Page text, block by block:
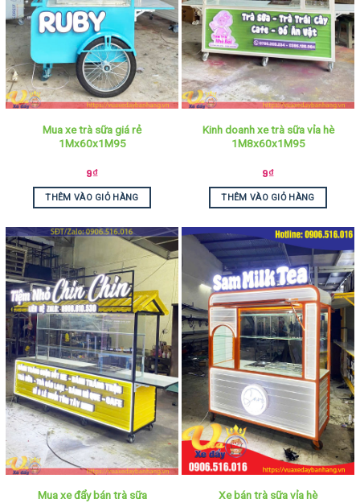
Mua xe trà sữa giá rẻ
1Mx60x1M95
9₫
THÊM VÀO GIỎ HÀNG
Kinh doanh xe trà sữa vỉa hè
1M8x60x1M95
9₫
THÊM VÀO GIỎ HÀNG
Mua xe đẩy bán trà sữa
Xe bán trà sữa vỉa hè